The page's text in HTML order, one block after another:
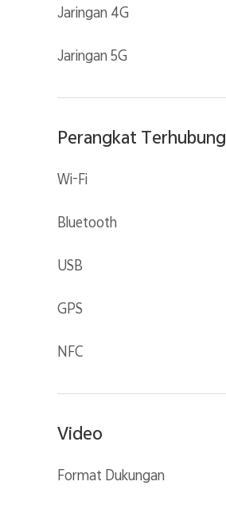
Jaringan 4G
Jaringan 5G
Perangkat Terhubung
Wi-Fi
Bluetooth
USB
GPS
NFC
Video
Format Dukungan